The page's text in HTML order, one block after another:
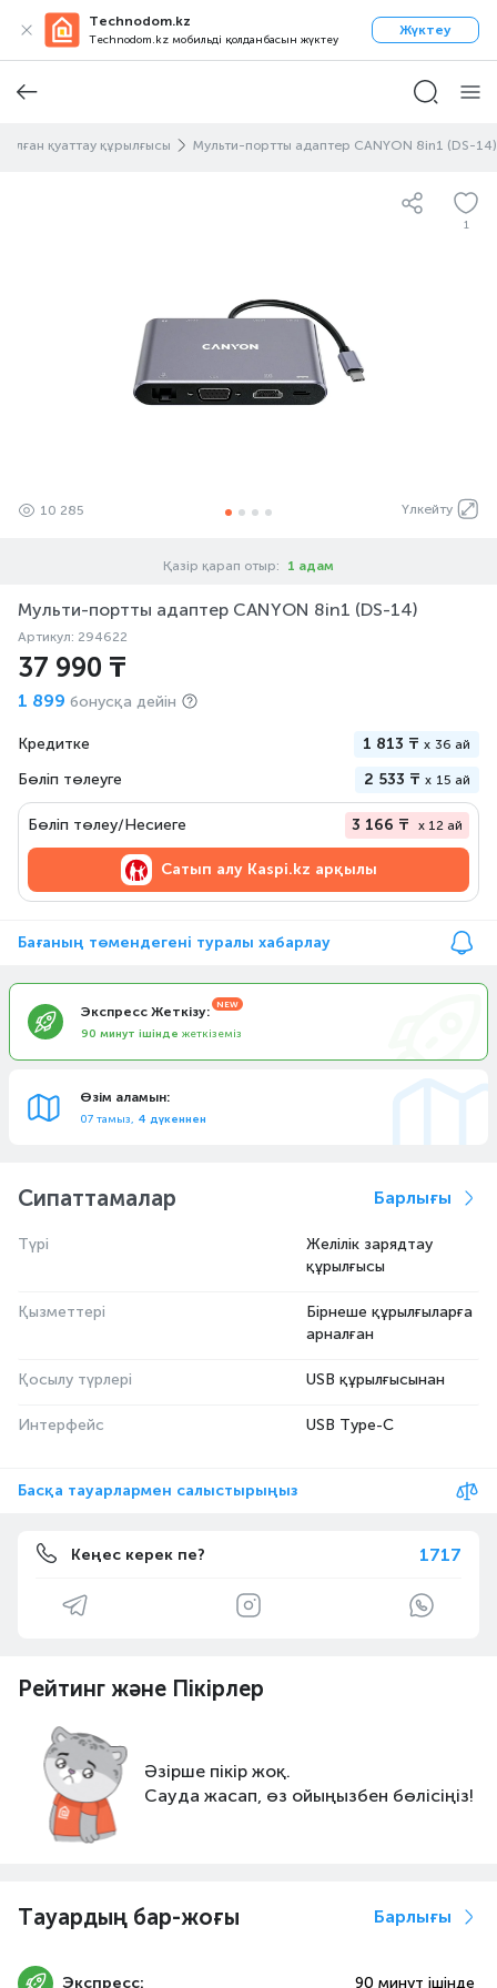
Technodom.kz
Technodom.kz мобильді қолданбасын жүктеу
Жүктеу
қуаттау құрылғысы Мульти-портты адаптер CANYON 8in1 (DS-14)
1
Үлкейту
10 285
Қазір қарап отыр: 1 адам
Мульти-портты адаптер CANYON 8in1 (DS-14)
Артикул: 294622
37 990 ₸
1 899 бонусқа дейін
Кредитке 1 813 ₸ x 36 ай
Бөліп төлеуге 2 533 ₸ x 15 ай
Бөліп төлеу/Несиеге 3 166 ₸ x 12 ай
Сатып алуKaspi.kz арқылы
Бағаның төмендегені туралы хабарлау
Экспресс Жеткізу:
90 минут ішінде жеткіземіз
Өзім аламын:
07 тамыз, 4 дүкеннен
Сипаттамалар Барлығы
Түрі
Желілік зарядтау
құрылғысы
Қызметтері
Бірнеше құрылғыларға
арналған
Қосылу түрлері USB құрылғысынан
Интерфейс USB Type-C
Басқа тауарлармен салыстырыңыз
Кеңес керек пе? 1717
Рейтинг және Пікірлер
Әзірше пікір жоқ.
Сауда жасап, өз ойыңызбен бөлісіңіз!
Тауардың бар-жоғы Барлығы
Экспресс: 90 минут ішінде